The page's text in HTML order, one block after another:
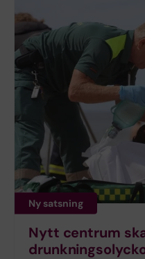
Ny satsning
Nytt centrum